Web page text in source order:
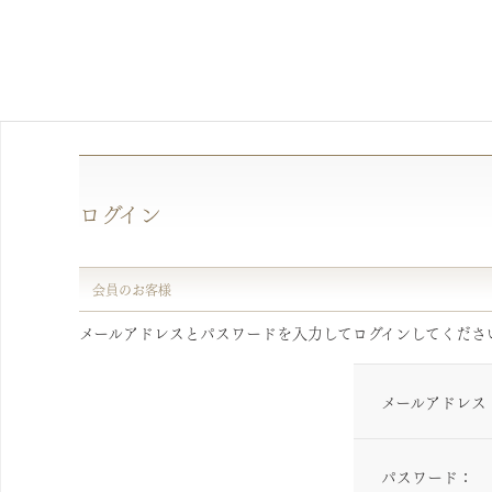
ログイン
会員のお客様
メールアドレスとパスワードを入力してログインしてくださ
メールアドレス
パスワード：